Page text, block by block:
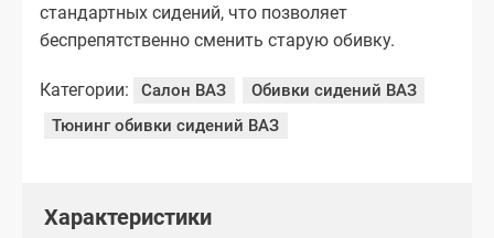
стандартных сидений, что позволяет
беспрепятственно сменить старую обивку.
Категории: Салон ВАЗ
Обивки сидений ВАЗ
Тюнинг обивки сидений ВАЗ
Характеристики